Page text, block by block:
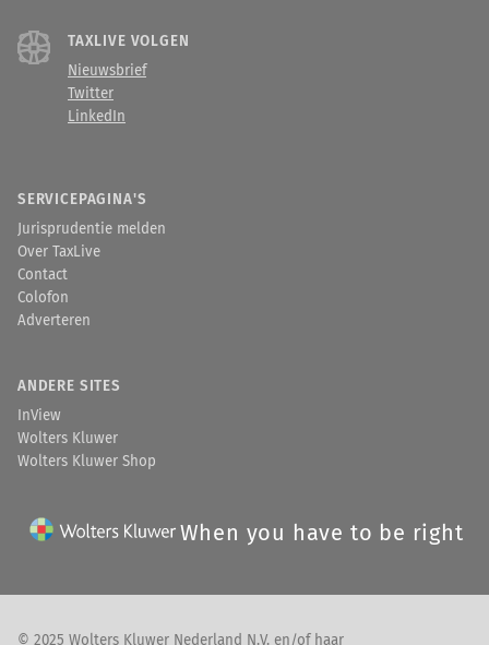
TAXLIVE VOLGEN
Nieuwsbrief
Twitter
LinkedIn
SERVICEPAGINA'S
Jurisprudentie melden
Over TaxLive
Contact
Colofon
Adverteren
ANDERE SITES
InView
Wolters Kluwer
Wolters Kluwer Shop
When you have to be right
© 2025 Wolters Kluwer Nederland N.V. en/of haar